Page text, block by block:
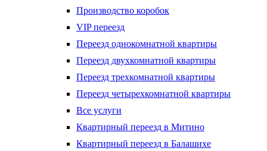
Производство коробок
VIP переезд
Переезд однокомнатной квартиры
Переезд двухкомнатной квартиры
Переезд трехкомнатной квартиры
Переезд четырехкомнатной квартиры
Все услуги
Квартирный переезд в Митино
Квартирный переезд в Балашихе